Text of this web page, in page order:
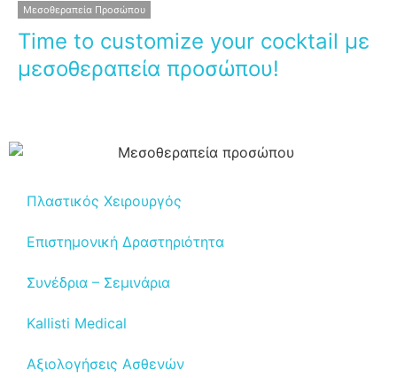
Μεσοθεραπεία Προσώπου
Time to customize your cocktail με
μεσοθεραπεία προσώπου!
Πλαστικός Χειρουργός
Επιστημονική Δραστηριότητα
Συνέδρια – Σεμινάρια
Kallisti Medical
Αξιολογήσεις Ασθενών